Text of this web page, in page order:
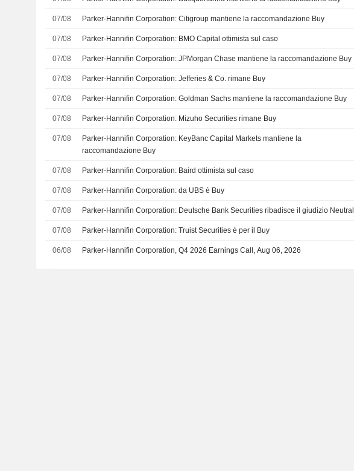
07/08 Parker-Hannifin Corporation: Citigroup mantiene la raccomandazione Buy
07/08 Parker-Hannifin Corporation: BMO Capital ottimista sul caso
07/08 Parker-Hannifin Corporation: JPMorgan Chase mantiene la raccomandazione Buy
07/08 Parker-Hannifin Corporation: Jefferies & Co. rimane Buy
07/08 Parker-Hannifin Corporation: Goldman Sachs mantiene la raccomandazione Buy
07/08 Parker-Hannifin Corporation: Mizuho Securities rimane Buy
07/08
Parker-Hannifin Corporation: KeyBanc Capital Markets mantiene la
raccomandazione Buy
07/08 Parker-Hannifin Corporation: Baird ottimista sul caso
07/08 Parker-Hannifin Corporation: da UBS è Buy
07/08 Parker-Hannifin Corporation: Deutsche Bank Securities ribadisce il giudizio Neutral
07/08 Parker-Hannifin Corporation: Truist Securities è per il Buy
06/08 Parker-Hannifin Corporation, Q4 2026 Earnings Call, Aug 06, 2026